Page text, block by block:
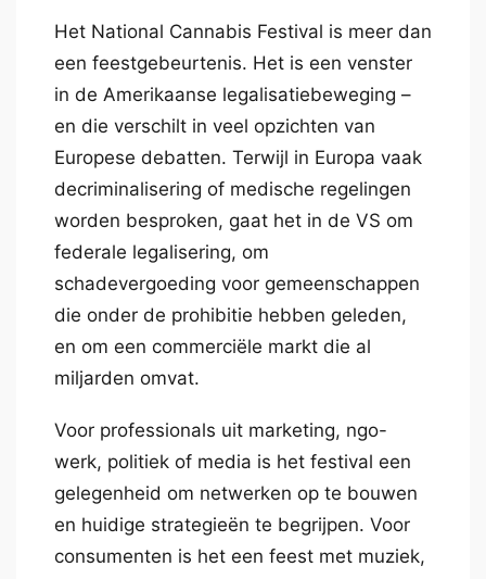
Het National Cannabis Festival is meer dan
een feestgebeurtenis. Het is een venster
in de Amerikaanse legalisatiebeweging –
en die verschilt in veel opzichten van
Europese debatten. Terwijl in Europa vaak
decriminalisering of medische regelingen
worden besproken, gaat het in de VS om
federale legalisering, om
schadevergoeding voor gemeenschappen
die onder de prohibitie hebben geleden,
en om een commerciële markt die al
miljarden omvat.
Voor professionals uit marketing, ngo-
werk, politiek of media is het festival een
gelegenheid om netwerken op te bouwen
en huidige strategieën te begrijpen. Voor
consumenten is het een feest met muziek,